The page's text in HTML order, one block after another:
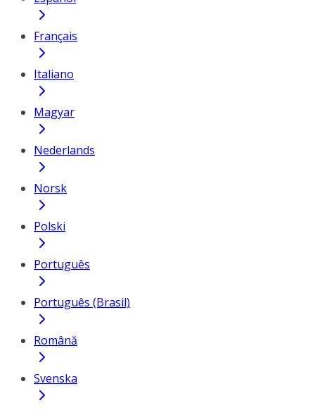
Français
Italiano
Magyar
Nederlands
Norsk
Polski
Português
Português (Brasil)
Română
Svenska